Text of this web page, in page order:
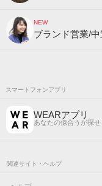
NEW
ブランド営業/
スマートフォンアプリ
WEARアプリ
あなたの似合うが探
関連サイト・ヘルプ